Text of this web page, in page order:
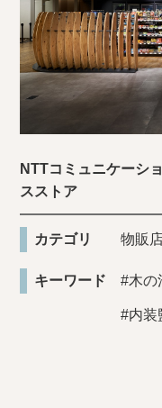
NTTコミュニケーシ
スストア
カテゴリ 物販
キーワード #木の
#内装